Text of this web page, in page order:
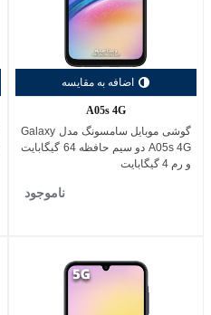
اضافه به مقایسه
A05s 4G
گوشی موبایل سامسونگ مدل Galaxy
A05s 4G دو سیم حافظه 64 گیگابایت
و رم 4 گیگابایت
ناموجود